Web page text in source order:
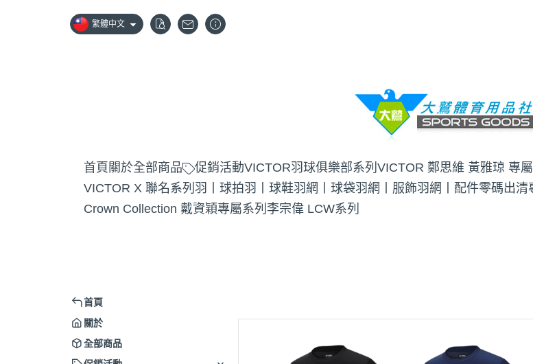
繁體中文
首頁 關於全部商品 促銷活動VICTOR羽球俱樂部系列 VICTOR 鄭思維 黃雅琼 專
VICTOR X 聯名系列 羽丨球拍羽丨球鞋羽網丨球袋羽網丨服飾羽網丨配件零碼出清
Crown Collection 戴資穎專屬系列 李宗偉 LCW系列
首頁
關於
全部商品